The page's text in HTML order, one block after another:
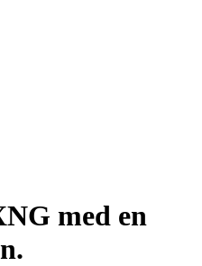
med en